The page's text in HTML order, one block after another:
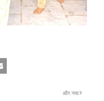
और नया